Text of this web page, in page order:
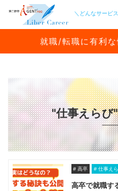
＼どんなサービ
就職/転職に有利
"仕事えらび
高卒 仕事え
高卒で就職す